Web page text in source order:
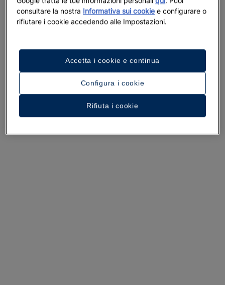
Un tour dell’hotel
Guarda 34 foto e video
consultare la nostra Informativa sui cookie e configurare o
rifiutare i cookie accedendo alle Impostazioni.
Configura i cookie
Rifiuta i cookie
Accetta i cookie e continua